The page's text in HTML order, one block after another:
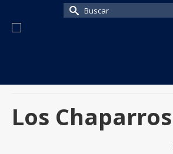
Buscar
Los Chaparros